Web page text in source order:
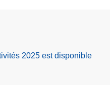
2025 est disponible